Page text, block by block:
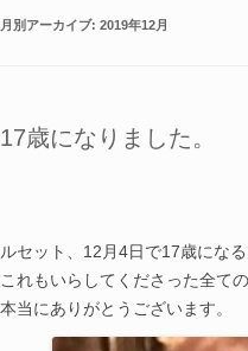
月別アーカイブ: 2019年12月
17歳になりました。
ルセット、12月4日で17歳になる
これもいらしてくださった全て
本当にありがとうございます。